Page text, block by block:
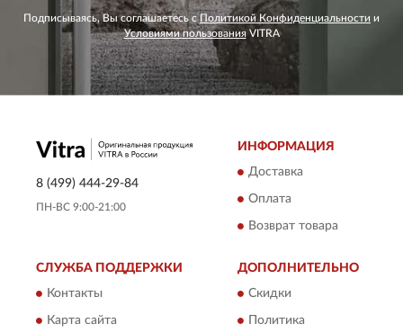
Подписываясь, Вы соглашаетесь сПолитикой Конфиденциальности и
Условиями пользованияVITRA
8 (499) 444-29-84
ПН-ВС 9:00-21:00
ИНФОРМАЦИЯ
Доставка
Оплата
Возврат товара
СЛУЖБА ПОДДЕРЖКИ
Контакты
Карта сайта
ДОПОЛНИТЕЛЬНО
Скидки
Политика